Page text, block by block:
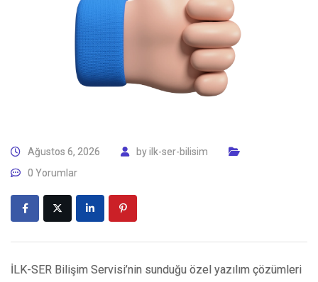
Ağustos 6, 2026 byilk-ser-bilisim
0 Yorumlar
İLK-SER Bilişim Servisi’nin sunduğu özel yazılım çözümleri